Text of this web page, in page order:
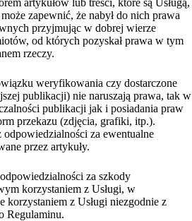
artykułów lub treści, które są Usługą,
zapewnić, że nabył do nich prawa
przyjmując w dobrej wierze
od których pozyskał prawa w tym
rzeczy.
weryfikowania czy dostarczone
publikacji) nie naruszają prawa, tak w
publikacji jak i posiadania praw
przekazu (zdjęcia, grafiki, itp.).
odpowiedzialności za ewentualne
przez artykuły.
za szkody
korzystaniem z Usługi, w
korzystaniem z Usługi niezgodnie z
Regulaminu.